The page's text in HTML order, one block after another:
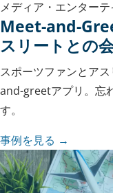
メディア・エンターテ
Meet-and-
スリートとの
スポーツファンとア
and-greetアプリ。忘
す。
事例を見る →